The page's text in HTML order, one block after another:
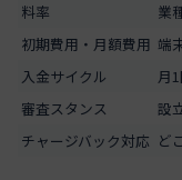
料率
業
初期費用・月額費用 端
入金サイクル
月
審査スタンス
設
チャージバック対応 ど